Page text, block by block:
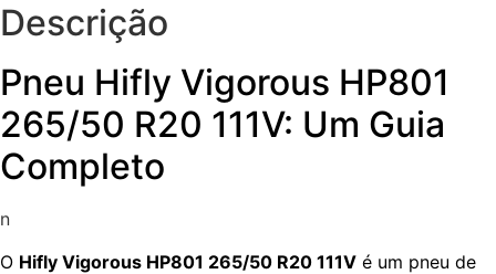
Descrição
Pneu Hifly Vigorous HP801
265/50 R20 111V: Um Guia
Completo
n
O Hifly Vigorous HP801 265/50 R20 111V é um pneu de